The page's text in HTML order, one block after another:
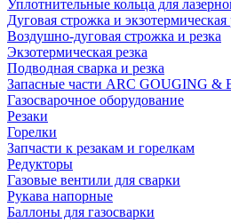
Уплотнительные кольца для
Дуговая строжка и экзотермическая
Воздушно-дуговая строжка и резка
Экзотермическая резка
Подводная сварка и резка
Запасные части ARC GOUGING
Газосварочное оборудование
Резаки
Горелки
Запчасти к резакам и горелкам
Редукторы
Газовые вентили для сварки
Рукава напорные
Баллоны для газосварки